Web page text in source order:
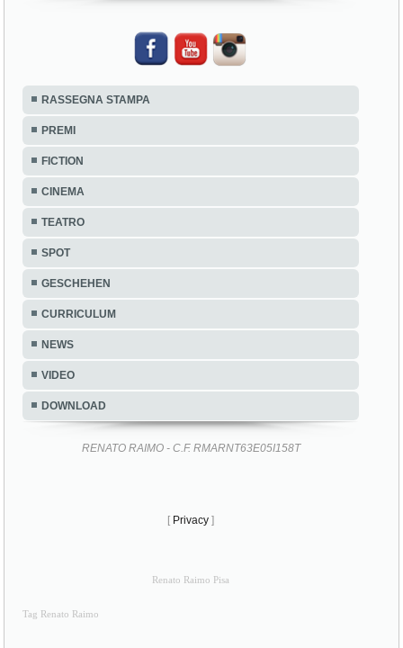
RASSEGNA STAMPA
PREMI
FICTION
CINEMA
TEATRO
SPOT
GESCHEHEN
CURRICULUM
NEWS
VIDEO
DOWNLOAD
RENATO RAIMO - C.F. RMARNT63E05I158T
[ Privacy ]
Renato Raimo Pisa
Tag Renato Raimo